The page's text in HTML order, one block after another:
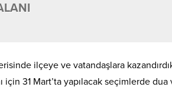
ilçeye ve vatandaşlara
31 Mart’ta yapılacak seçimlerde dua